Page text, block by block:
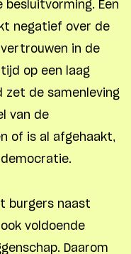
besluitvorming. Een
negatief over de
in de
op een laag
zet de samenleving
van de
of is al afgehaakt,
burgers naast
voldoende
Daarom